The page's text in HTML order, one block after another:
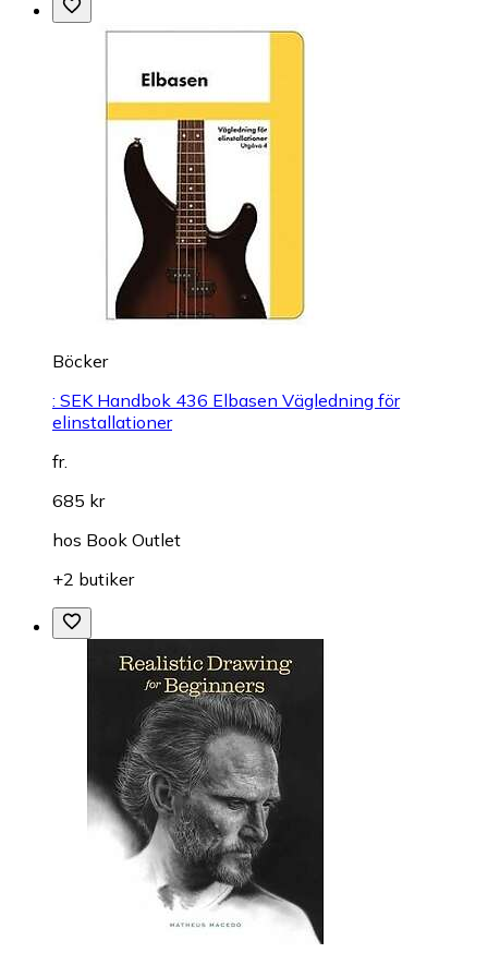
Böcker
: SEK Handbok 436 Elbasen Vägledning för
elinstallationer
fr.
685 kr
hos Book Outlet
+2 butiker